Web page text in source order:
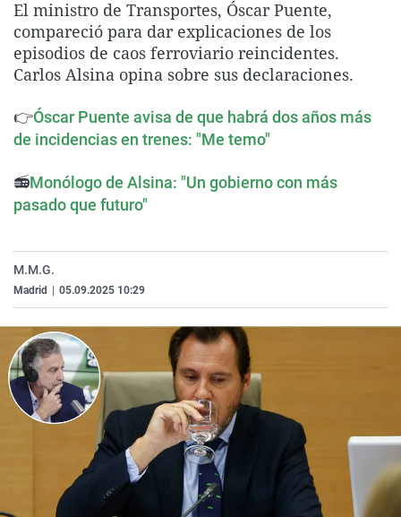
La rosa de los vientos
Gente viajera
Como el perro y el
Caso
Retornados
Equipo de
Operación Viuda
Extremadura
Galicia
La Rioja
Navarra
País Vasco
Virales
Televisión
Elecciones
El ministro de Transportes, Óscar Puente,
compareció para dar explicaciones de los
episodios de caos ferroviario reincidentes.
Carlos Alsina opina sobre sus declaraciones.
👉Óscar Puente avisa de que habrá dos años más
de incidencias en trenes: "Me temo"
📻Monólogo de Alsina: "Un gobierno con más
pasado que futuro"
M.M.G.
Madrid 05.09.2025 10:29